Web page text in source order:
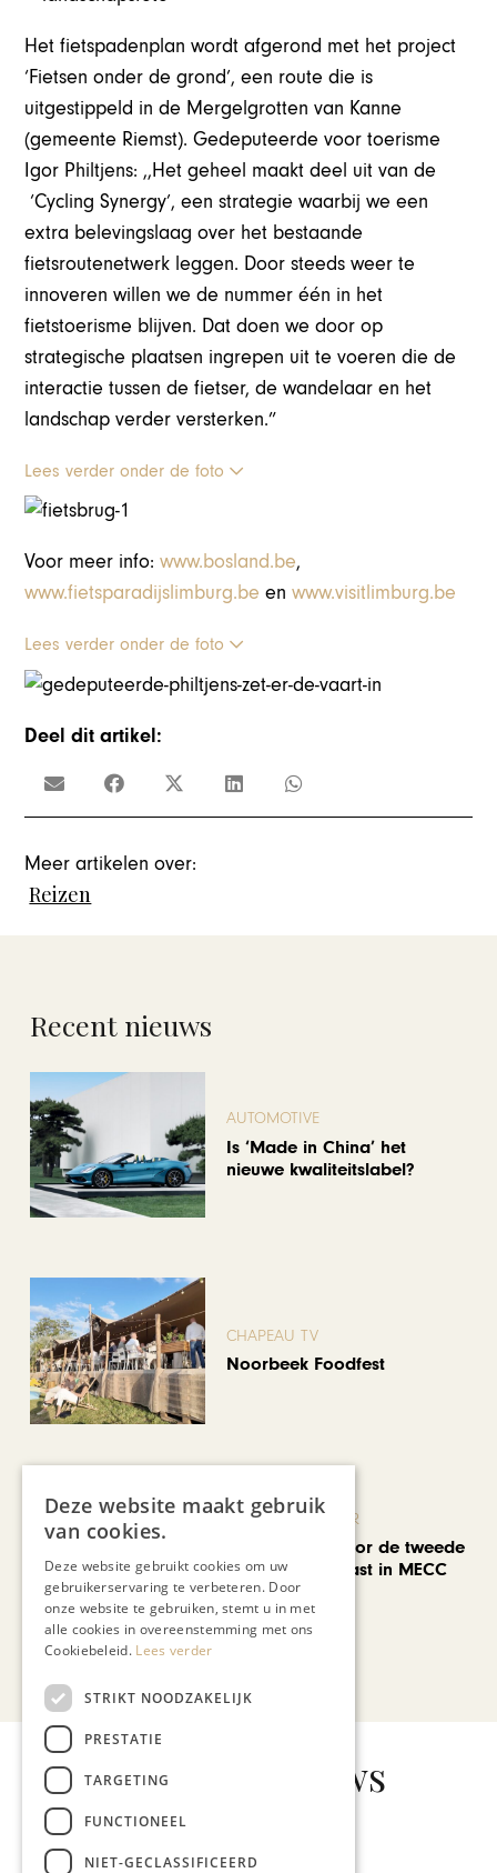
Het fietspadenplan wordt afgerond met het project
‘Fietsen onder de grond’, een route die is
uitgestippeld in de Mergelgrotten van Kanne
(gemeente Riemst). Gedeputeerde voor toerisme
Igor Philtjens: ,,Het geheel maakt deel uit van de
‘Cycling Synergy’, een strategie waarbij we een
extra belevingslaag over het bestaande
fietsroutenetwerk leggen. Door steeds weer te
innoveren willen we de nummer één in het
fietstoerisme blijven. Dat doen we door op
strategische plaatsen ingrepen uit te voeren die de
interactie tussen de fietser, de wandelaar en het
landschap verder versterken.”
Lees verder onder de foto
Voor meer info:www.bosland.be,
www.fietsparadijslimburg.be enwww.visitlimburg.be
Lees verder onder de foto
Deel dit artikel:
Meer artikelen over:
Reizen
Recent nieuws
AUTOMOTIVE
Is ‘Made in China’ het
nieuwe kwaliteitslabel?
CHAPEAU TV
Noorbeek Foodfest
KUNST & CULTUUR
EuropArtFair voor de tweede
keer op rij te gast in MECC
Maastricht
Gerelateerd nieuws
Deze website maakt gebruik
van cookies.
Deze website gebruikt cookies om uw
gebruikerservaring te verbeteren. Door
onze website te gebruiken, stemt u in met
alle cookies in overeenstemming met ons
Cookiebeleid. Lees verder
STRIKT NOODZAKELIJK
PRESTATIE
TARGETING
FUNCTIONEEL
NIET-GECLASSIFICEERD